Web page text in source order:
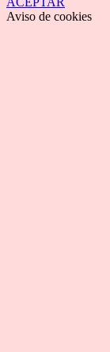
Aviso de cookies